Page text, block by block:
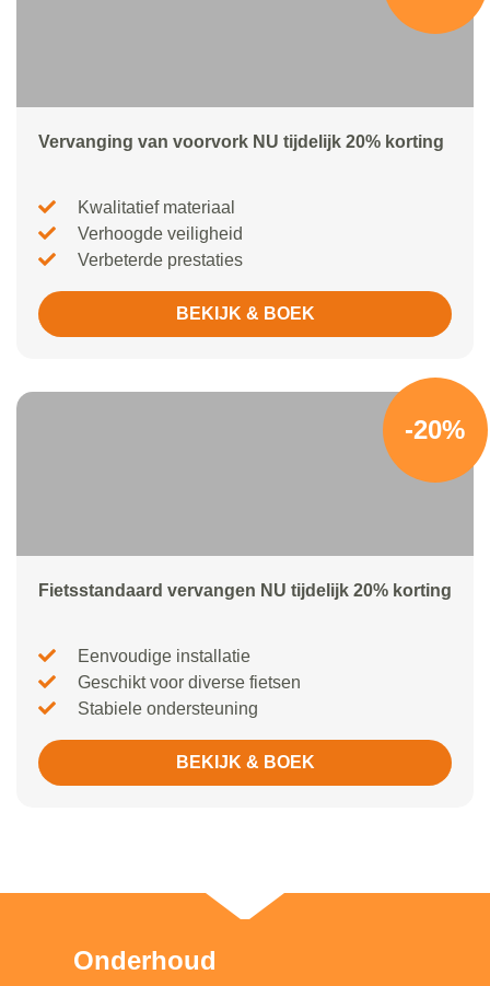
Vervanging van voorvork NU tijdelijk 20% korting
Kwalitatief materiaal
Verhoogde veiligheid
Verbeterde prestaties
BEKIJK & BOEK
-20%
Fietsstandaard vervangen NU tijdelijk 20% korting
Eenvoudige installatie
Geschikt voor diverse fietsen
Stabiele ondersteuning
BEKIJK & BOEK
Onderhoud